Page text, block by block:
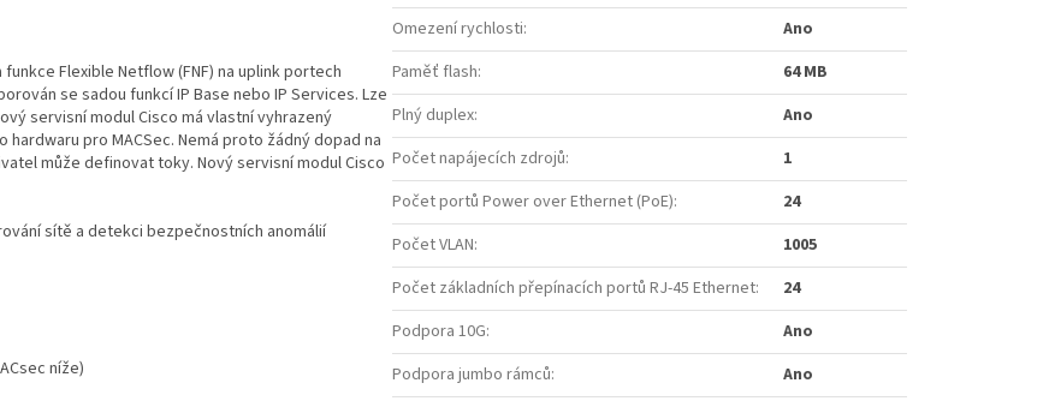
Flexible Netflow (FNF) na uplink portech
se sadou funkcí IP Base nebo IP Services. Lze
servisní modul Cisco má vlastní vyhrazený
pro MACSec. Nemá proto žádný dopad na
může definovat toky. Nový servisní modul Cisco
sítě a detekci bezpečnostních anomálií
níže)
Omezení rychlosti:
Ano
Paměť flash:
64 MB
Plný duplex:
Ano
Počet napájecích zdrojů:
1
Počet portů Power over Ethernet (PoE):
24
Počet VLAN:
1005
Počet základních přepínacích portů RJ-45 Ethernet:
24
Podpora 10G:
Ano
Podpora jumbo rámců:
Ano